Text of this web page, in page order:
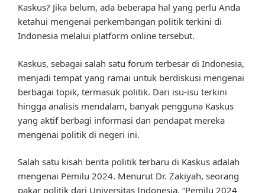
Kaskus? Jika belum, ada beberapa hal yang perlu Anda
ketahui mengenai perkembangan politik terkini di
Indonesia melalui platform online tersebut.
Kaskus, sebagai salah satu forum terbesar di Indonesia,
menjadi tempat yang ramai untuk berdiskusi mengenai
berbagai topik, termasuk politik. Dari isu-isu terkini
hingga analisis mendalam, banyak pengguna Kaskus
yang aktif berbagi informasi dan pendapat mereka
mengenai politik di negeri ini.
Salah satu kisah berita politik terbaru di Kaskus adalah
mengenai Pemilu 2024. Menurut Dr. Zakiyah, seorang
pakar politik dari Universitas Indonesia, “Pemilu 2024